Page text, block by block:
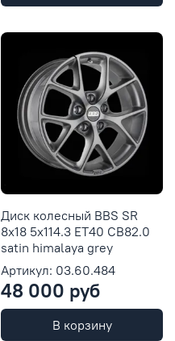
Диск колесный BBS SR
8x18 5x114.3 ET40 CB82.0
satin himalaya grey
Артикул: 03.60.484
48 000 руб
В корзину